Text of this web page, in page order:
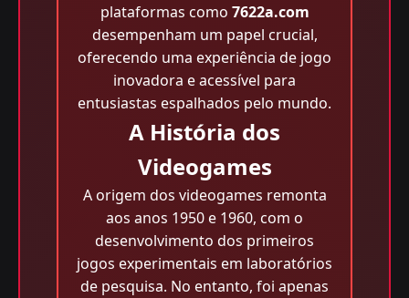
plataformas como 7622a.com
desempenham um papel crucial,
oferecendo uma experiência de jogo
inovadora e acessível para
entusiastas espalhados pelo mundo.
A História dos
Videogames
A origem dos videogames remonta
aos anos 1950 e 1960, com o
desenvolvimento dos primeiros
jogos experimentais em laboratórios
de pesquisa. No entanto, foi apenas